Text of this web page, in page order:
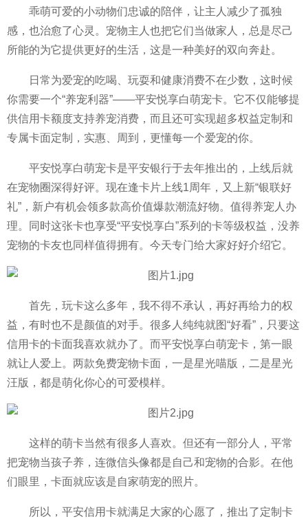
乖萌可爱的小动物们忠诚的陪伴，让主人减少了孤独
感，也治愈了心灵。宠物主人也把它们当做家人，总是尽己
所能的为它提供更好的生活，这是一种美好的双向奔赴。
日常为爱宠的吃喝、玩耍和健康消费不在少数，这时候
你需要一个“养宠利器”——平安悦享白萌宠卡。它不仅能够提
供信用卡额度支持养宠消费，而且还可实现超多权益定制和
专属卡面定制，实惠、周到，更懂每一个爱宠的你。
平安悦享白萌宠卡是平安银行于去年推出的，上线后就
在宠物圈深得好评。现在逢卡片上线1周年 ，又上新“银联好
礼”，新户有机会领多款高价值爆款潮流好物。值得养宠人办
理。同时这张卡也享受“平安悦享白”系列的卡等级权益，没养
宠物的卡友也同样值得拥有。今天专门给大家好好介绍它。
首先，玩卡这么多年，我不得不承认，再好再给力的权
益，有时也不是颜值的对手。很多人纯纯就图“好看”，只要这
信用卡的卡面我喜欢就办了。而平安悦享白萌宠卡，第一眼
就让人爱上。两款免费宠物卡面，一是星光喵版，二是星光
汪版，都是萌化你心的可爱模样。
这样的萌卡当然有很多人喜欢。但还有一部分人， 平常
把宠物当孩子养，连微信头像都是自己和宠物的合影。在他
们眼里，卡面就应该是自家萌宠的照片。
所以， 平安信用卡就满足大家的心愿了，推出了定制卡